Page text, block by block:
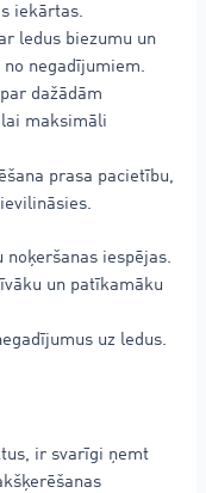
iekārtas.
ledus biezumu un
negadījumiem.
dažādām
maksimāli
prasa pacietību,
noķeršanas iespējas.
un patīkamāku
uz ledus.
ir svarīgi ņemt